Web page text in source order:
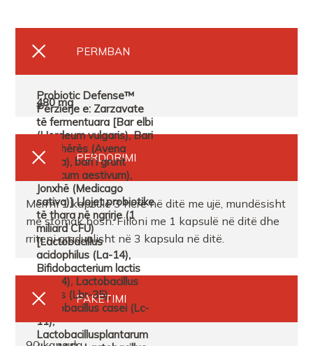
PERMBAN
PERDORIMI
Merrni 1 kapsulë 3 herë në ditë me ujë, mundësisht
me stomak bosh. Filloni me 1 kapsulë në ditë dhe
rriteni gradualisht në 3 kapsula në ditë.
PAKETIMI